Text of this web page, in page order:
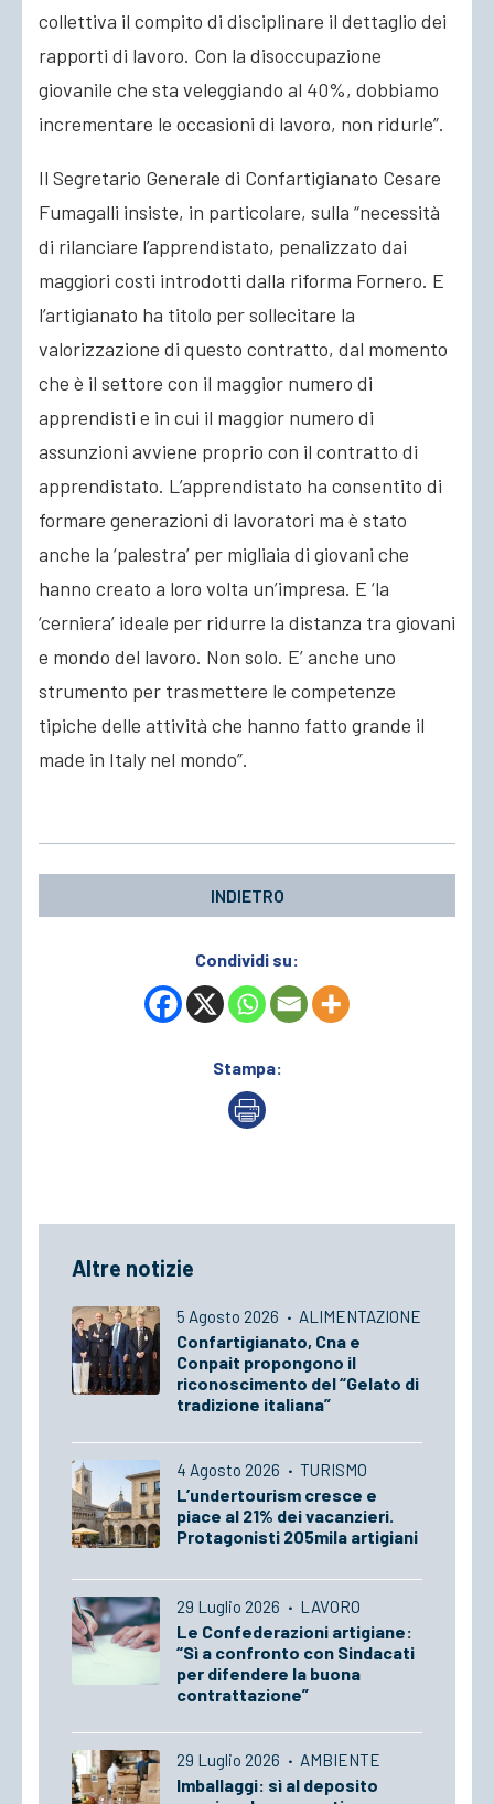
collettiva il compito di disciplinare il dettaglio dei
rapporti di lavoro. Con la disoccupazione
giovanile che sta veleggiando al 40%, dobbiamo
incrementare le occasioni di lavoro, non ridurle”.
Il Segretario Generale di Confartigianato Cesare
Fumagalli insiste, in particolare, sulla “necessità
di rilanciare l’apprendistato, penalizzato dai
maggiori costi introdotti dalla riforma Fornero. E
l’artigianato ha titolo per sollecitare la
valorizzazione di questo contratto, dal momento
che è il settore con il maggior numero di
apprendisti e in cui il maggior numero di
assunzioni avviene proprio con il contratto di
apprendistato. L’apprendistato ha consentito di
formare generazioni di lavoratori ma è stato
anche la ‘palestra’ per migliaia di giovani che
hanno creato a loro volta un’impresa. E ‘la
‘cerniera’ ideale per ridurre la distanza tra giovani
e mondo del lavoro. Non solo. E’ anche uno
strumento per trasmettere le competenze
tipiche delle attività che hanno fatto grande il
made in Italy nel mondo”.
INDIETRO
Condividi su:
Stampa:
Altre notizie
5 Agosto 2026 · ALIMENTAZIONE
Confartigianato, Cna e
Conpait propongono il
riconoscimento del “Gelato di
tradizione italiana”
4 Agosto 2026 · TURISMO
L’undertourism cresce e
piace al 21% dei vacanzieri.
Protagonisti 205mila artigiani
29 Luglio 2026 · LAVORO
Le Confederazioni artigiane:
“Sì a confronto con Sindacati
per difendere la buona
contrattazione”
29 Luglio 2026 · AMBIENTE
Imballaggi: sì al deposito